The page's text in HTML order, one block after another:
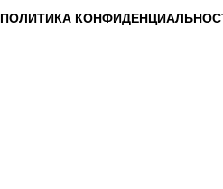
ПОЛИТИКА